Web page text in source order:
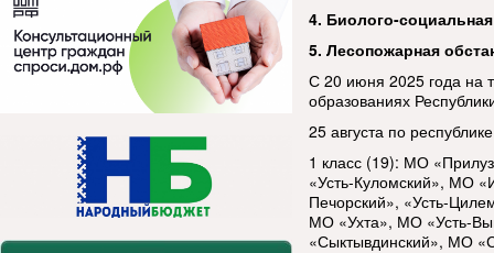
4. Биолого-
5. Лесопожарная
С 20 июня 2025 года на
образованиях
25 августа по
1 класс (19): МО
«Усть-Куломский», МО
Печорский», «Усть-
МО «Ухта», МО «Усть-
«Сыктывдинский», МО